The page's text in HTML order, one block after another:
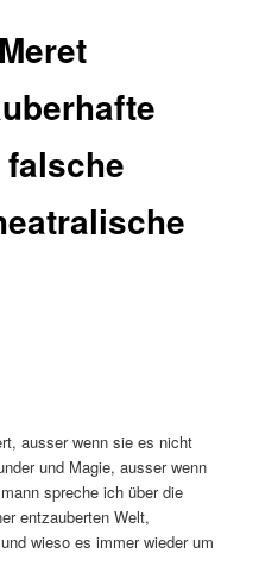
ausser wenn sie es nicht
und Magie, ausser wenn
spreche ich über die
entzauberten Welt,
wieso es immer wieder um